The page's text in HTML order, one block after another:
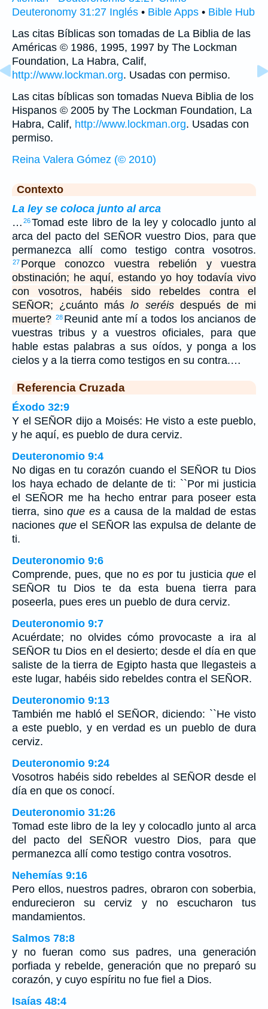
Deuteronomy 31:27 Inglés • Bible Apps • Bible Hub
Las citas Bíblicas son tomadas de La Biblia de las
Américas © 1986, 1995, 1997 by The Lockman
Foundation, La Habra, Calif,
http://www.lockman.org. Usadas con permiso.
Las citas bíblicas son tomadas Nueva Biblia de los
Hispanos © 2005 by The Lockman Foundation, La
Habra, Calif, http://www.lockman.org. Usadas con
permiso.
Reina Valera Gómez (© 2010)
Contexto
La ley se coloca junto al arca
… 26Tomad este libro de la ley y colocadlo junto al
arca del pacto del SEÑOR vuestro Dios, para que
permanezca allí como testigo contra vosotros.
27 Porque conozco vuestra rebelión y vuestra
obstinación; he aquí, estando yo hoy todavía vivo
con vosotros, habéis sido rebeldes contra el
SEÑOR; ¿cuánto máslo seréisdespués de mi
muerte? 28 Reunid ante mí a todos los ancianos de
vuestras tribus y a vuestros oficiales, para que
hable estas palabras a sus oídos, y ponga a los
cielos y a la tierra como testigos en su contra.…
Referencia Cruzada
Éxodo 32:9
Y el SEÑOR dijo a Moisés: He visto a este pueblo,
y he aquí, es pueblo de dura cerviz.
Deuteronomio 9:4
No digas en tu corazón cuando el SEÑOR tu Dios
los haya echado de delante de ti: ``Por mi justicia
el SEÑOR me ha hecho entrar para poseer esta
tierra, sinoque esa causa de la maldad de estas
naciones queel SEÑOR las expulsa de delante de
ti.
Deuteronomio 9:6
Comprende, pues, que no espor tu justicia queel
SEÑOR tu Dios te da esta buena tierra para
poseerla, pues eres un pueblo de dura cerviz.
Deuteronomio 9:7
Acuérdate; no olvides cómo provocaste a ira al
SEÑOR tu Dios en el desierto; desde el día en que
saliste de la tierra de Egipto hasta que llegasteis a
este lugar, habéis sido rebeldes contra el SEÑOR.
Deuteronomio 9:13
También me habló el SEÑOR, diciendo: ``He visto
a este pueblo, y en verdad es un pueblo de dura
cerviz.
Deuteronomio 9:24
Vosotros habéis sido rebeldes al SEÑOR desde el
día en que os conocí.
Deuteronomio 31:26
Tomad este libro de la ley y colocadlo junto al arca
del pacto del SEÑOR vuestro Dios, para que
permanezca allí como testigo contra vosotros.
Nehemías 9:16
Pero ellos, nuestros padres, obraron con soberbia,
endurecieron su cerviz y no escucharon tus
mandamientos.
Salmos 78:8
y no fueran como sus padres, una generación
porfiada y rebelde, generación que no preparó su
corazón, y cuyo espíritu no fue fiel a Dios.
Isaías 48:4